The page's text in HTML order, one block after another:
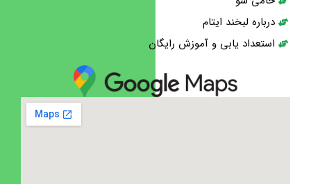
درباره لبخند ایتام
استعداد یابی و آموزش رایگان